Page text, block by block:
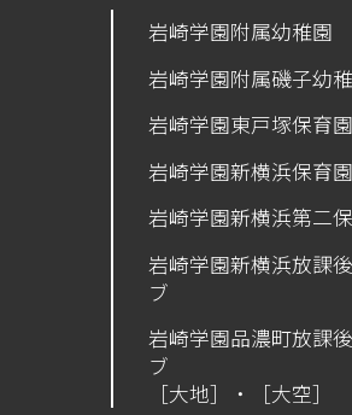
岩崎学園附属幼稚園
岩崎学園附属磯子幼
岩崎学園東戸塚保育園
岩崎学園新横浜保育園
岩崎学園新横浜第二
岩崎学園新横浜放課
ブ
岩崎学園品濃町放課
ブ
［大地］・［大空］